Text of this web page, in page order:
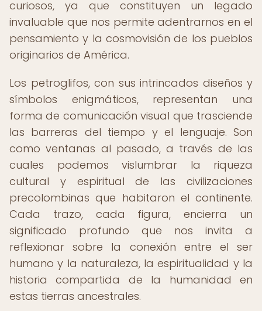
curiosos, ya que constituyen un legado
invaluable que nos permite adentrarnos en el
pensamiento y la cosmovisión de los pueblos
originarios de América.
Los petroglifos, con sus intrincados diseños y
símbolos enigmáticos, representan una
forma de comunicación visual que trasciende
las barreras del tiempo y el lenguaje. Son
como ventanas al pasado, a través de las
cuales podemos vislumbrar la riqueza
cultural y espiritual de las civilizaciones
precolombinas que habitaron el continente.
Cada trazo, cada figura, encierra un
significado profundo que nos invita a
reflexionar sobre la conexión entre el ser
humano y la naturaleza, la espiritualidad y la
historia compartida de la humanidad en
estas tierras ancestrales.